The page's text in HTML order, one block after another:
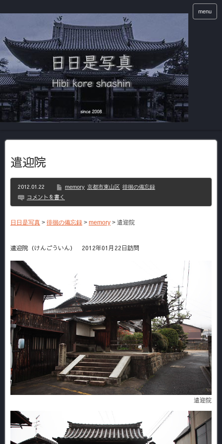
menu
遣迎院
2012.01.22 memory 京都市東山区 徘徊の備忘録
コメントを書く
日日是写真 > 徘徊の備忘録 > memory > 遣迎院
遣迎院（けんごういん） 2012年01月22日訪問
遣迎院